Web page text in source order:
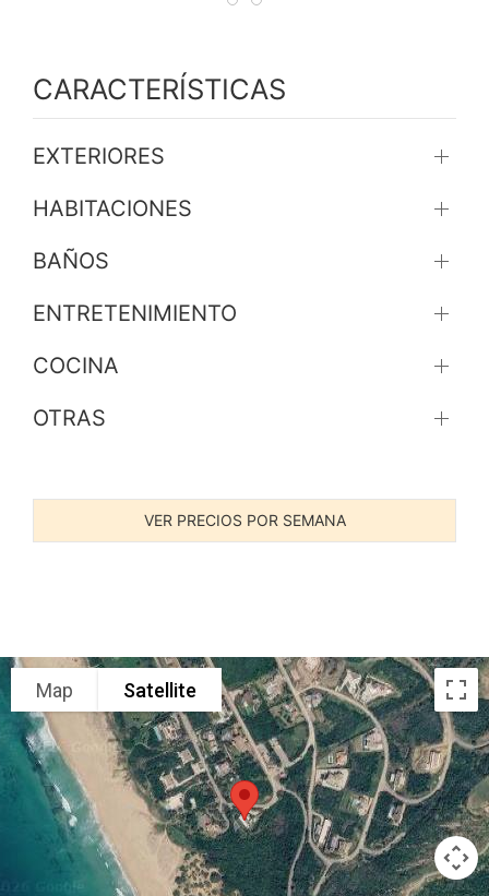
CARACTERÍSTICAS
EXTERIORES
HABITACIONES
BAÑOS
ENTRETENIMIENTO
COCINA
OTRAS
VER PRECIOS POR SEMANA
Map Satellite